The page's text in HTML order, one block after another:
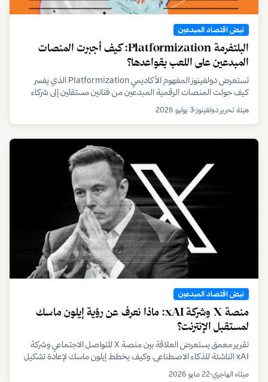
نبض اقتصاد المبدعين
البلتفرمة Platformization: كيف أجبرت المنصات
المبدعين على اللعب بقواعدها؟
تستعرض دولفينوز المفهوم الأكاديمي Platformization الذي يفسر
كيف حولت المنصات الرقمية المبدعين من فنانين مستقلين إلى شركاء
صناع المحتوى في الخليج.
هيئة تحرير دولفينوز•3 يوليو 2026
نبض اقتصاد المبدعين
منصة X وشركة xAI: ماذا نعرف عن رؤية إيلون ماسك
لمستقبل الإنترنت؟
تقرير معمق يستعرض العلاقة بين منصة X للتواصل الاجتماعي وشركة
xAI الناشئة للذكاء الاصطناعي، وكيف يخطط إيلون ماسك لإعادة تشكيل
ميثاء الهاجري•22 مايو 2026